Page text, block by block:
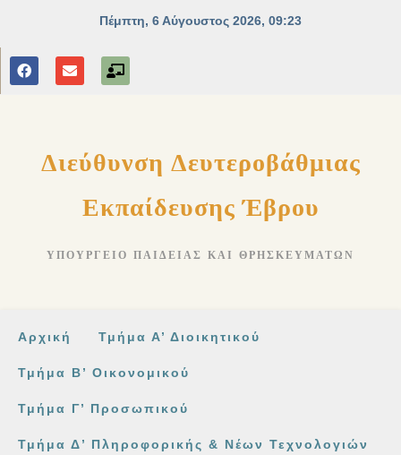
Διεύθυνση Δευτεροβάθμιας
Εκπαίδευσης Έβρου
ΥΠΟΥΡΓΕΊΟ ΠΑΙΔΕΊΑΣ ΚΑΙ ΘΡΗΣΚΕΥΜΆΤΩΝ
Αρχική Τμήμα Α’ Διοικητικού
Τμήμα Β’ Οικονομικού
Τμήμα Γ’ Προσωπικού
Τμήμα Δ’ Πληροφορικής & Νέων Τεχνολογιών